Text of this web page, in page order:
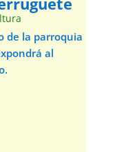
de la parroquia
al